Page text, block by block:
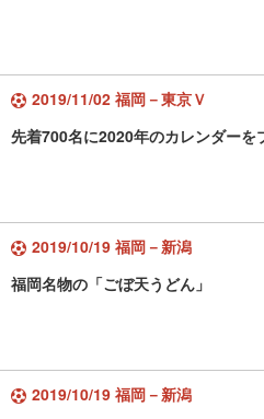
2019/11/02 福岡－東京Ｖ
先着700名に2020年のカレンダー
2019/10/19 福岡－新潟
福岡名物の「ごぼ天うどん」
2019/10/19 福岡－新潟